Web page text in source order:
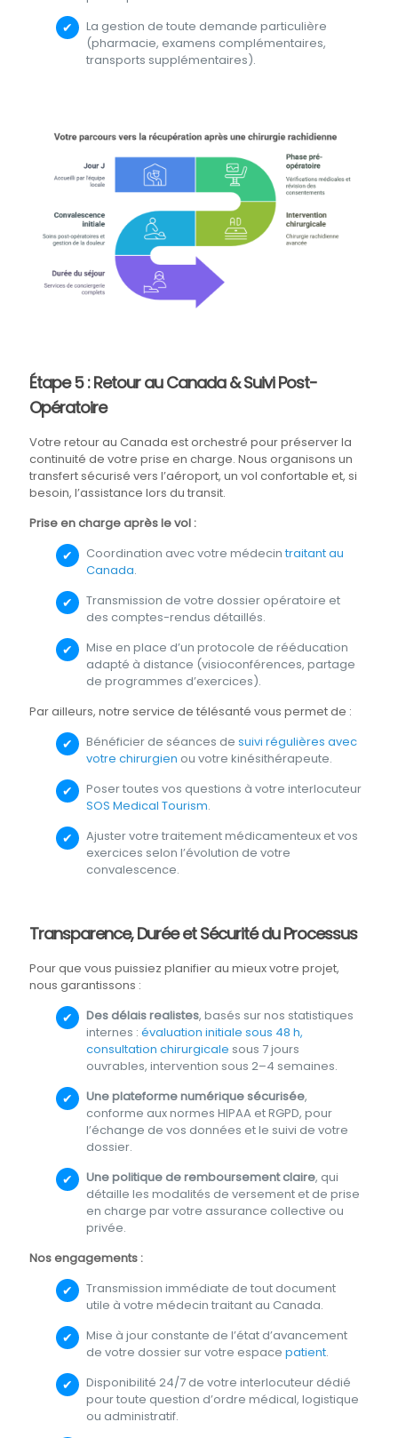
La gestion de toute demande particulière
(pharmacie, examens complémentaires,
transports supplémentaires).
Étape 5 : Retour au Canada & Suivi Post-
Opératoire
Votre retour au Canada est orchestré pour préserver la
continuité de votre prise en charge. Nous organisons un
transfert sécurisé vers l’aéroport, un vol confortable et, si
besoin, l’assistance lors du transit.
Prise en charge après le vol :
Coordination avec votre médecintraitant au
Canada.
Transmission de votre dossier opératoire et
des comptes-rendus détaillés.
Mise en place d’un protocole de rééducation
adapté à distance (visioconférences, partage
de programmes d’exercices).
Par ailleurs, notre service de télésanté vous permet de :
Bénéficier de séances de suivi régulières avec
votre chirurgien ou votre kinésithérapeute.
Poser toutes vos questions à votre interlocuteur
SOS Medical Tourism.
Ajuster votre traitement médicamenteux et vos
exercices selon l’évolution de votre
convalescence.
Transparence, Durée et Sécurité du Processus
Pour que vous puissiez planifier au mieux votre projet,
nous garantissons :
Des délais realistes, basés sur nos statistiques
internes : évaluation initiale sous 48 h,
consultation chirurgicale sous 7 jours
ouvrables, intervention sous 2–4 semaines.
Une plateforme numérique sécurisée,
conforme aux normes HIPAA et RGPD, pour
l’échange de vos données et le suivi de votre
dossier.
Une politique de remboursement claire, qui
détaille les modalités de versement et de prise
en charge par votre assurance collective ou
privée.
Nos engagements :
Transmission immédiate de tout document
utile à votre médecin traitant au Canada.
Mise à jour constante de l’état d’avancement
de votre dossier sur votre espace patient.
Disponibilité 24/7 de votre interlocuteur dédié
pour toute question d’ordre médical, logistique
ou administratif.